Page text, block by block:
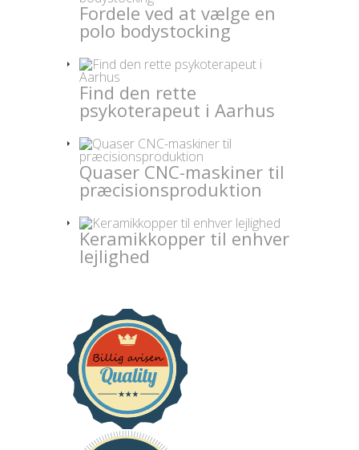
Fordele ved at vælge en
polo bodystocking
Find den rette
psykoterapeut i Aarhus
Quaser CNC-maskiner til
præcisionsproduktion
Keramikkopper til enhver
lejlighed